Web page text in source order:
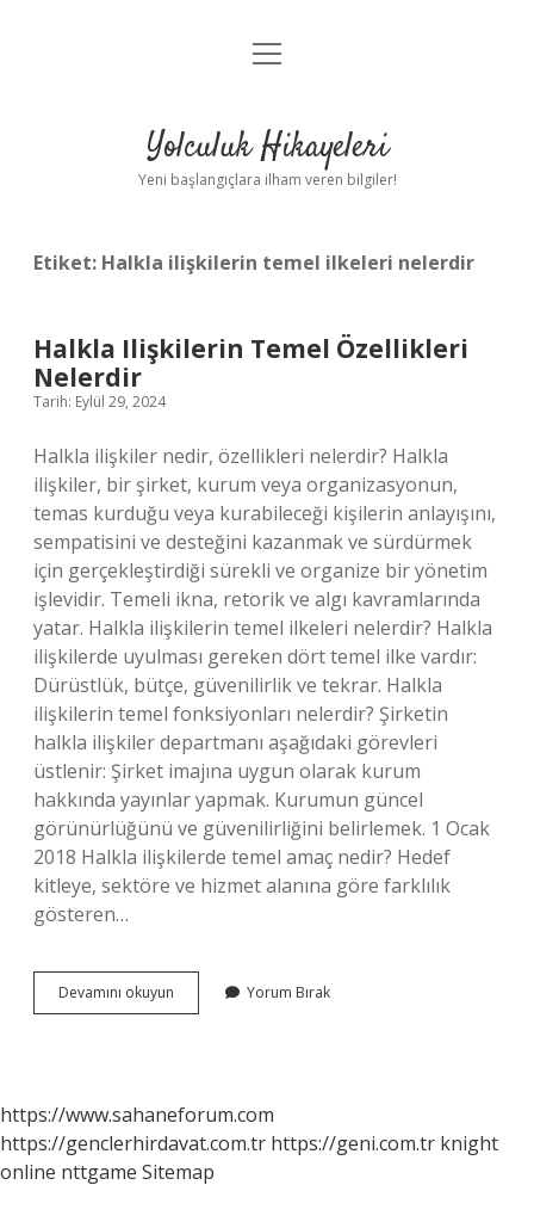
Anasayfa
Yasal Uyarı
menüyü
Yolculuk Hikayeleri
Yeni başlangıçlara ilham veren bilgiler!
Etiket: Halkla ilişkilerin temel ilkeleri nelerdir
Halkla Ilişkilerin Temel Özellikleri
Nelerdir
Tarih: Eylül 29, 2024
Halkla ilişkiler nedir, özellikleri nelerdir? Halkla
ilişkiler, bir şirket, kurum veya organizasyonun,
temas kurduğu veya kurabileceği kişilerin anlayışını,
sempatisini ve desteğini kazanmak ve sürdürmek
için gerçekleştirdiği sürekli ve organize bir yönetim
işlevidir. Temeli ikna, retorik ve algı kavramlarında
yatar. Halkla ilişkilerin temel ilkeleri nelerdir? Halkla
ilişkilerde uyulması gereken dört temel ilke vardır:
Dürüstlük, bütçe, güvenilirlik ve tekrar. Halkla
ilişkilerin temel fonksiyonları nelerdir? Şirketin
halkla ilişkiler departmanı aşağıdaki görevleri
üstlenir: Şirket imajına uygun olarak kurum
hakkında yayınlar yapmak. Kurumun güncel
görünürlüğünü ve güvenilirliğini belirlemek. 1 Ocak
2018 Halkla ilişkilerde temel amaç nedir? Hedef
kitleye, sektöre ve hizmet alanına göre farklılık
gösteren…
Devamını okuyun
Ilişkilerin
Yorum Bırak
https://www.sahaneforum.com
https://genclerhirdavat.com.tr https://geni.com.tr knight
online nttgame Sitemap